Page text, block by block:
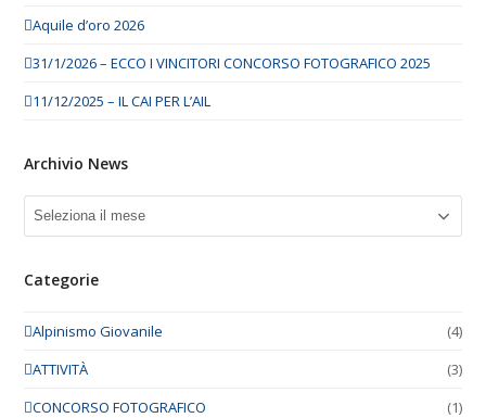
Aquile d’oro 2026
31/1/2026 – ECCO I VINCITORI CONCORSO FOTOGRAFICO 2025
11/12/2025 – IL CAI PER L’AIL
Archivio News
Archivio
Categorie
Alpinismo Giovanile
(4)
ATTIVITÀ
(3)
CONCORSO FOTOGRAFICO
(1)